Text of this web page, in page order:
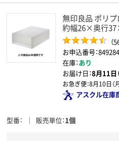
無印良品 ポリ
約幅26×奥行
（
お申込番号：849284
在庫：あり
お届け日：8月11日
お急ぎ便：8月10日（
アスクル在庫
型番 販売単位 1個